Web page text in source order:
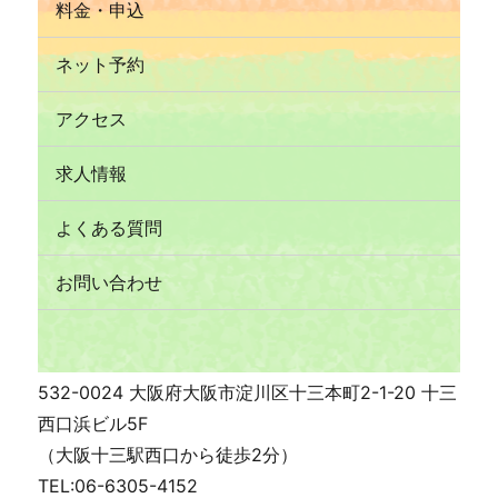
料金・申込
ネット予約
アクセス
求人情報
よくある質問
お問い合わせ
532-0024 大阪府大阪市淀川区十三本町2-1-20 十三
西口浜ビル5F
（大阪十三駅西口から徒歩2分）
TEL:06-6305-4152